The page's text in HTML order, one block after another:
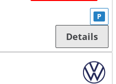
P
Details